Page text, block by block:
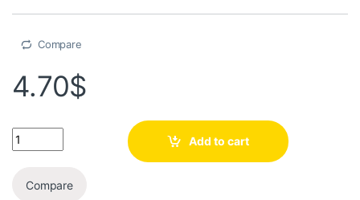
Compare
4.70$
Add to cart
Compare